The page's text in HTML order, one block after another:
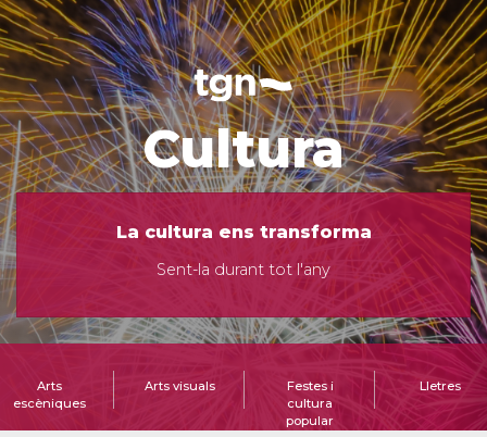
Cultura
La cultura ens transforma
Sent-la durant tot l'any
Arts
escèniques
Arts visuals
Festes i
cultura
popular
Lletres